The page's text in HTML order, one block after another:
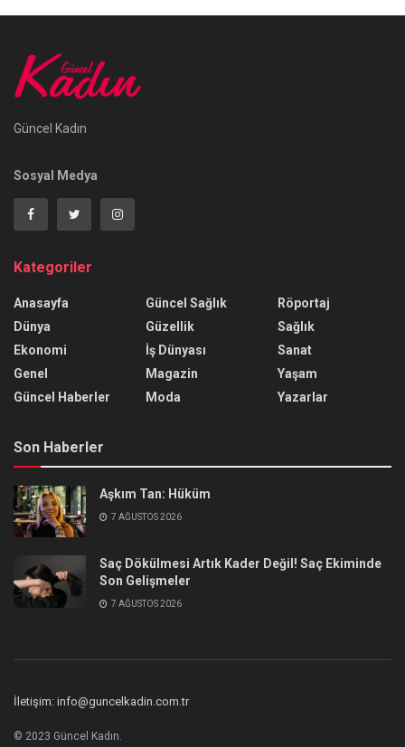
Güncel Kadın
Sosyal Medya
Kategoriler
Anasayfa
Dünya
Ekonomi
Genel
Güncel Haberler
Güncel Sağlık
Güzellik
İş Dünyası
Magazin
Moda
Röportaj
Sağlık
Sanat
Yaşam
Yazarlar
Son Haberler
Aşkım Tan: Hüküm
7 AĞUSTOS 2026
Saç Dökülmesi Artık Kader Değil! Saç Ekiminde
Son Gelişmeler
7 AĞUSTOS 2026
İletişim: info@guncelkadin.com.tr
© 2023 Güncel Kadın.